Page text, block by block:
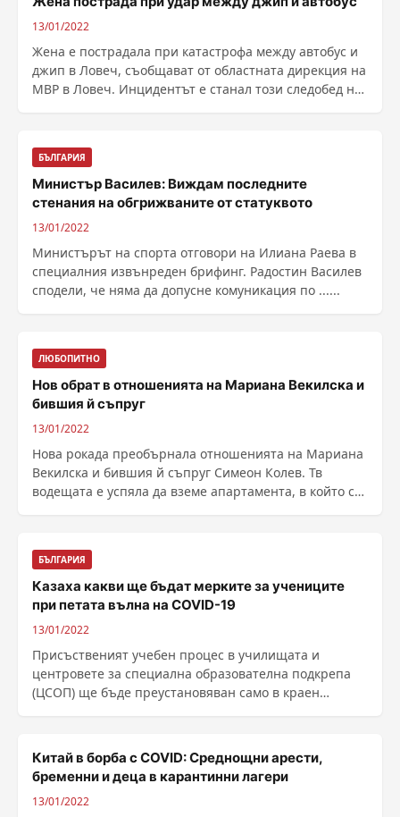
13/01/2022
Жена е пострадала при катастрофа между автобус и
джип в Ловеч, съобщават от областната дирекция на
МВР в Ловеч. Инцидентът е станал този следобед на
БЪЛГАРИЯ
Министър Василев: Виждам последните
стенания на обгрижваните от статуквото
13/01/2022
Министърът на спорта отговори на Илиана Раева в
специалния извънреден брифинг. Радостин Василев
сподели, че няма да допусне комуникация по ......
ЛЮБОПИТНО
Нов обрат в отношенията на Мариана Векилска и
бившия й съпруг
13/01/2022
Нова рокада преобърнала отношенията на Мариана
Векилска и бившия й съпруг Симеон Колев. Тв
водещата е успяла да вземе апартамента, в който с
БЪЛГАРИЯ
Казаха какви ще бъдат мерките за учениците
при петата вълна на COVID-19
13/01/2022
Присъственият учебен процес в училищата и
центровете за специална образователна подкрепа
(ЦСОП) ще бъде преустановяван само в краен
Китай в борба с COVID: Среднощни арести,
бременни и деца в карантинни лагери
13/01/2022